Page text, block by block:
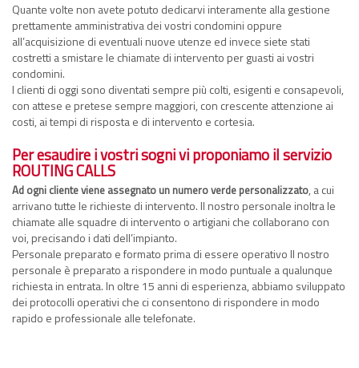
Quante volte non avete potuto dedicarvi interamente alla gestione
prettamente amministrativa dei vostri condomini oppure
all’acquisizione di eventuali nuove utenze ed invece siete stati
costretti a smistare le chiamate di intervento per guasti ai vostri
condomini.
I clienti di oggi sono diventati sempre più colti, esigenti e consapevoli,
con attese e pretese sempre maggiori, con crescente attenzione ai
costi, ai tempi di risposta e di intervento e cortesia.
Per esaudire i vostri sogni vi proponiamo il servizio
ROUTING CALLS
Ad ogni cliente viene assegnato un numero verde personalizzato, a cui
arrivano tutte le richieste di intervento. Il nostro personale inoltra le
chiamate alle squadre di intervento o artigiani che collaborano con
voi, precisando i dati dell’impianto.
Personale preparato e formato prima di essere operativo Il nostro
personale è preparato a rispondere in modo puntuale a qualunque
richiesta in entrata. In oltre 15 anni di esperienza, abbiamo sviluppato
dei protocolli operativi che ci consentono di rispondere in modo
rapido e professionale alle telefonate.